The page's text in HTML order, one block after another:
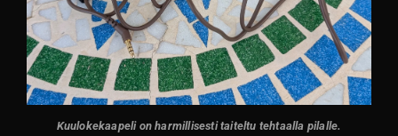
Kuulokekaapeli on harmillisesti taiteltu tehtaalla pilalle.